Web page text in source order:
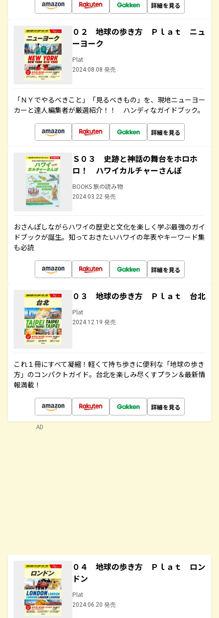
詳細を見る
０２ 地球の歩き方 Ｐｌａｔ ニュ
ーヨーク
Plat
2024.08.08 発売
「ＮＹでやるべきこと」「見るべきもの」を、現地ニューヨー
カーと達人編集者が厳選紹介！！ ハンディなガイドブック。
詳細を見る
Ｓ０３ 史跡と神話の舞台をホロホ
ロ！ ハワイカルチャーさんぽ
BOOKS 旅の読み物
2024.03.22 発売
おさんぽしながらハワイの歴史と文化を楽しく学ぶ最強のガイ
ドブックが誕生。知っておきたいハワイの年表やキーワード集
も必読
詳細を見る
０３ 地球の歩き方 Ｐｌａｔ 台北
Plat
2024.12.19 発売
これ１冊にすべて凝縮！軽くて持ち歩きに便利な「地球の歩き
方」のコンパクトガイド。台北を楽しみ尽くすプラン＆最新情
報満載！
詳細を見る
０４ 地球の歩き方 Ｐｌａｔ ロン
ドン
Plat
2024.06.20 発売
AD